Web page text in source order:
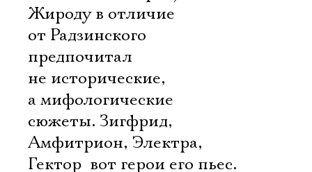
Жироду в отличие
от Радзинского
предпочитал
не исторические,
а мифологические
сюжеты. Зигфрид,
Амфитрион, Электра,
Гектор  вот герои его пьес.